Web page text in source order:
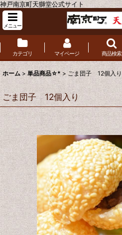
神戸南京町天獅堂公式サイト
メニュー
カテゴリ マイページ 商品検索
ホーム > 単品商品☆* > ごま団子 12個入り
ごま団子 12個入り